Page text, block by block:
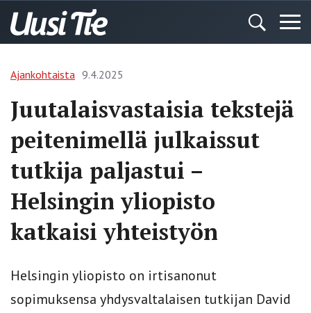
Ajankohtaista 9.4.2025
Juutalaisvastaisia tekstejä
peitenimellä julkaissut
tutkija paljastui –
Helsingin yliopisto
katkaisi yhteistyön
Helsingin yliopisto on irtisanonut
sopimuksensa yhdysvaltalaisen tutkijan David